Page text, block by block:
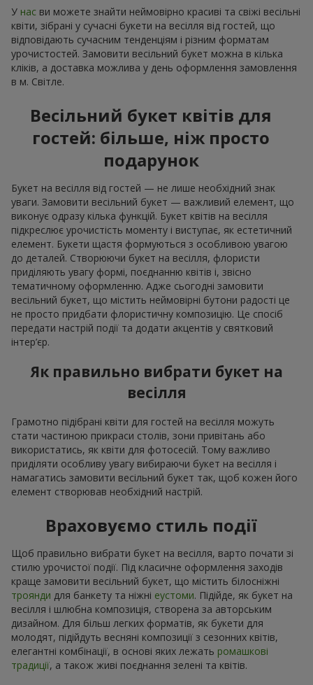
У нас ви можете знайти неймовірно красиві та свіжі весільні
квіти, зібрані у сучасні букети на весілля від гостей, що
відповідають сучасним тенденціям і різним форматам
урочистостей. Замовити весільний букет можна в кілька
кліків, а доставка можлива у день оформлення замовлення
в м. Світле.
Весільний букет квітів для
гостей: більше, ніж просто
подарунок
Букет на весілля від гостей — не лише необхідний знак
уваги. Замовити весільний букет — важливий елемент, що
виконує одразу кілька функцій. Букет квітів на весілля
підкреслює урочистість моменту і виступає, як естетичний
елемент. Букети щастя формуються з особливою увагою
до деталей. Створюючи букет на весілля, флористи
приділяють увагу формі, поєднанню квітів і, звісно
тематичному оформленню. Адже сьогодні замовити
весільний букет, що містить неймовірні бутони радості це
не просто придбати флористичну композицію. Це спосіб
передати настрій події та додати акцентів у святковий
інтер’єр.
Як правильно вибрати букет на
весілля
Грамотно підібрані квіти для гостей на весілля можуть
стати частиною прикраси столів, зони привітань або
використатись, як квіти для фотосесій. Тому важливо
приділяти особливу увагу вибираючи букет на весілля і
намагатись замовити весільний букет так, щоб кожен його
елемент створював необхідний настрій.
Враховуємо стиль події
Щоб правильно вибрати букет на весілля, варто почати зі
стилю урочистої події. Під класичне оформлення заходів
краще замовити весільний букет, що містить білосніжні
троянди для банкету та ніжні еустоми. Підійде, як букет на
весілля і шлюбна композиція, створена за авторським
дизайном. Для більш легких форматів, як букети для
молодят, підійдуть весняні композиції з сезонних квітів,
елегантні комбінації, в основі яких лежать ромашкові
традиції, а також живі поєднання зелені та квітів.